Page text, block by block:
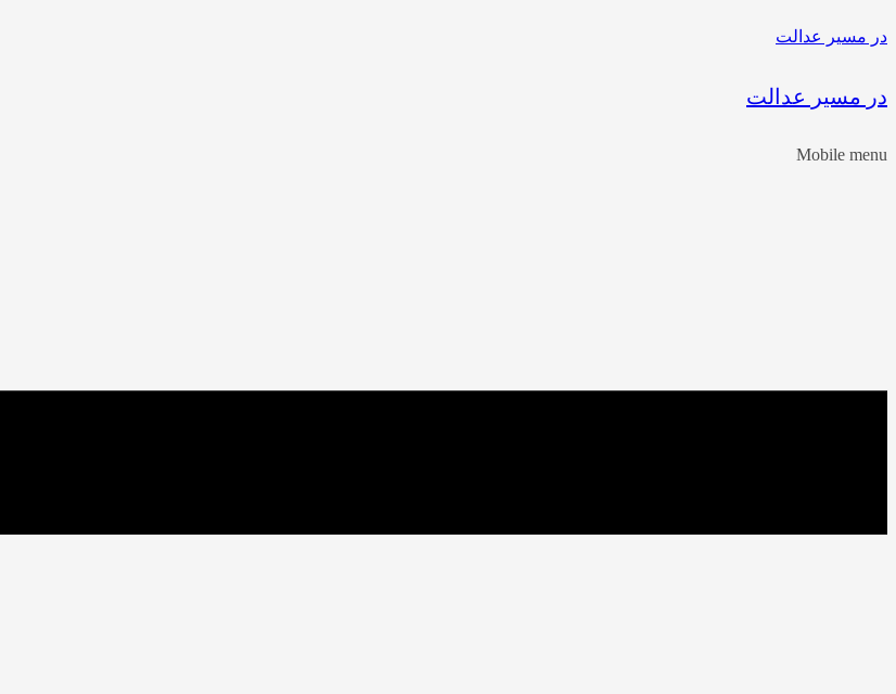
در مسیر عدالت
در مسیر عدالت
Mobile menu